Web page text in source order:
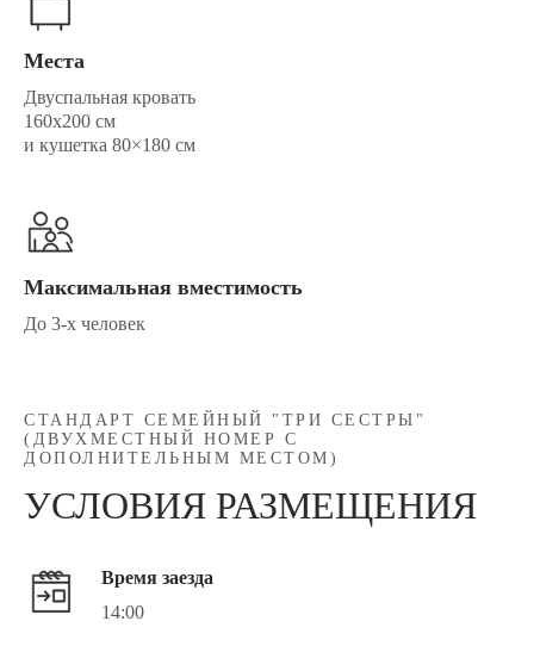
Места
Двуспальная кровать
160x200 см
и кушетка 80×180 см
Максимальная вместимость
До 3-х человек
СТАНДАРТ СЕМЕЙНЫЙ "ТРИ СЕСТРЫ"
(ДВУХМЕСТНЫЙ НОМЕР С
ДОПОЛНИТЕЛЬНЫМ МЕСТОМ)
УСЛОВИЯ РАЗМЕЩЕНИЯ
Время заезда
14:00